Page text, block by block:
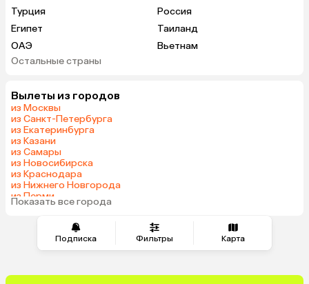
Подписка Фильтры Карта
Турция
Россия
Египет
Таиланд
ОАЭ
Вьетнам
Беларусь
Израиль
Венгрия
Остальные страны
Вылеты из городов
из Москвы
из Санкт-Петербурга
из Екатеринбурга
из Казани
из Самары
из Новосибирска
из Краснодара
из Нижнего Новгорода
из Перми
из Тюмени
Показать все города